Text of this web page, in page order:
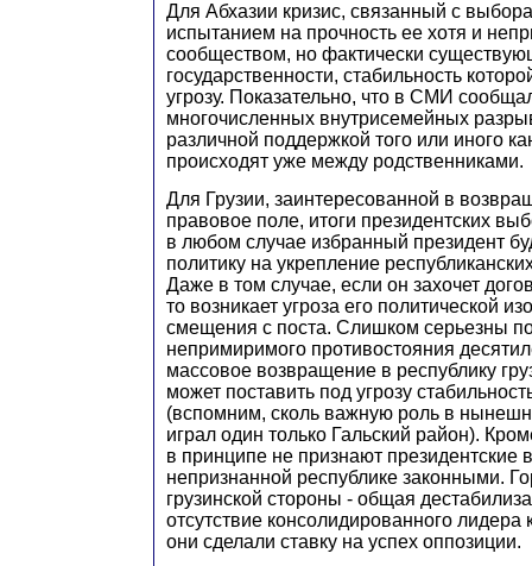
Для Абхазии кризис, связанный с
испытанием на прочность ее хотя и
сообществом, но фактически
государственности, стабильность
угрозу. Показательно, что в СМИ
многочисленных внутрисемейных
различной поддержкой того или иного
происходят уже между родственниками.
Для Грузии, заинтересованной в
правовое поле, итоги президентских
в любом случае избранный президент
политику на укрепление
Даже в том случае, если он захочет
то возникает угроза его политической
смещения с поста. Слишком серьезны
непримиримого противостояния
массовое возвращение в республику
может поставить под угрозу
(вспомним, сколь важную роль в
играл один только Гальский район).
в принципе не признают президентские
непризнанной республике законными.
грузинской стороны - общая
отсутствие консолидированного лидера
они сделали ставку на успех оппозиции.